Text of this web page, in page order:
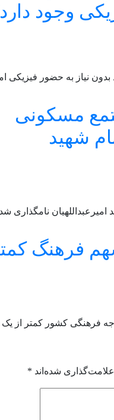
وجود
نیاز به حضور فیزیکی
مسکونی
شهید
نامگذاری
فرهنگ
فرهنگی کشور کمتر از
شده‌اند *